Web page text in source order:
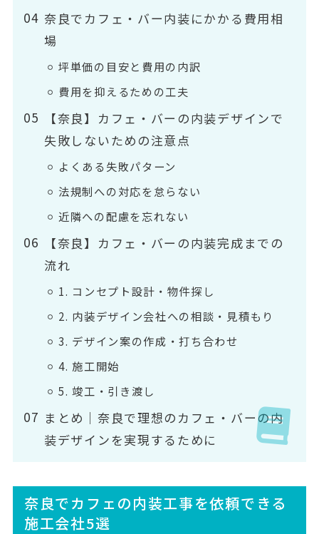
奈良でカフェ・バー内装にかかる費用相
場
坪単価の目安と費用の内訳
費用を抑えるための工夫
【奈良】カフェ・バーの内装デザインで
失敗しないための注意点
よくある失敗パターン
法規制への対応を怠らない
近隣への配慮を忘れない
【奈良】カフェ・バーの内装完成までの
流れ
1. コンセプト設計・物件探し
2. 内装デザイン会社への相談・見積もり
3. デザイン案の作成・打ち合わせ
4. 施工開始
5. 竣工・引き渡し
まとめ｜奈良で理想のカフェ・バーの内
装デザインを実現するために
奈良でカフェの内装工事を依頼できる
施工会社5選